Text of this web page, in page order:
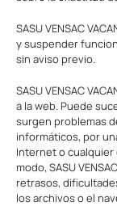
SASU VENSAC
y suspender
sin aviso previo.
SASU VENSAC
a la web. Puede
surgen problemas
informáticos, por
Internet o cualquier
modo, SASU
retrasos,
los archivos o el